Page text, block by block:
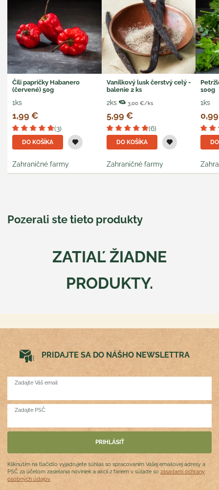
Čili papričky Habanero
(červené) 50g
1ks
1,99 €
(3)
DO KOŠÍKA
Zahraničné farmy
Vanilkový lusk čerstvý celý -
balenie 2 ks
2ks 3,00 €/ks
5,99 €
(6)
DO KOŠÍKA
Zahraničné farmy
100g
1ks
Pozerali ste tieto produkty
ZATIAĽ ŽIADNE
PRODUKTY.
PRIDAJTE SA DO NÁŠHO NEWSLETTRA
Zadajte Váš email
Zadajte PSČ
Kliknutím na tlačidlo vyjadrujete súhlas so spracovaním Vašej emailovej adresy a
PSČ za účelom zasielania noviniek a akcií z fariem v súlade so zásadami ochrany
osobných údajov